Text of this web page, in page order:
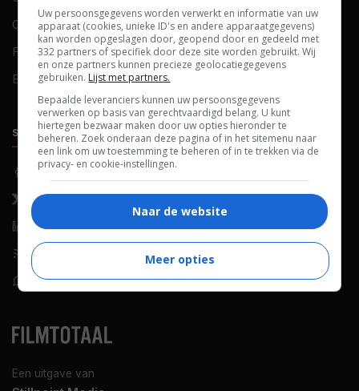
Een uitgave van
Colofon
FAQ
Blog
Cookies
Cookievoorkeuren
SOCIALS
Facebook
X (Twitter)
LinkedIn
RSS-feed
WhatsApp
ONTDEKKEN
Nieuws
Netflix
Films op tv
Bioscoop
Uw persoonsgegevens worden verwerkt en informatie van uw
apparaat (cookies, unieke ID's en andere apparaatgegevens)
kan worden opgeslagen door, geopend door en gedeeld met
332 partners of specifiek door deze site worden gebruikt. Wij
en onze partners kunnen precieze geolocatiegegevens
gebruiken. Lijst met partners.
Bepaalde leveranciers kunnen uw persoonsgegevens
verwerken op basis van gerechtvaardigd belang. U kunt
hiertegen bezwaar maken door uw opties hieronder te
beheren. Zoek onderaan deze pagina of in het sitemenu naar
een link om uw toestemming te beheren of in te trekken via de
privacy- en cookie-instellingen.
Naar de website
Meer opties